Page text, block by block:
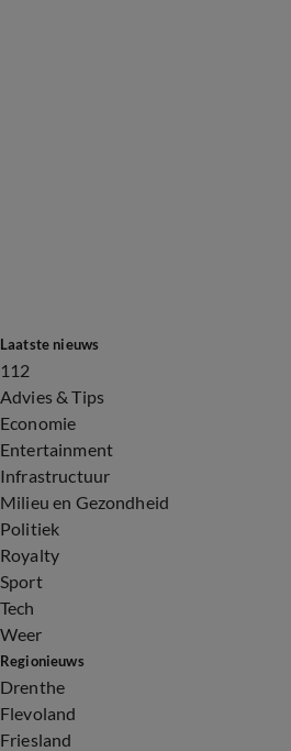
Laatste nieuws
112
Advies & Tips
Economie
Entertainment
Infrastructuur
Milieu en Gezondheid
Politiek
Royalty
Sport
Tech
Weer
Regionieuws
Drenthe
Flevoland
Friesland